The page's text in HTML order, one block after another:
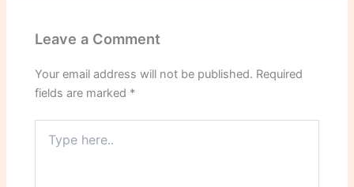
Leave a Comment
Your email address will not be published. Required
fields are marked *
here..